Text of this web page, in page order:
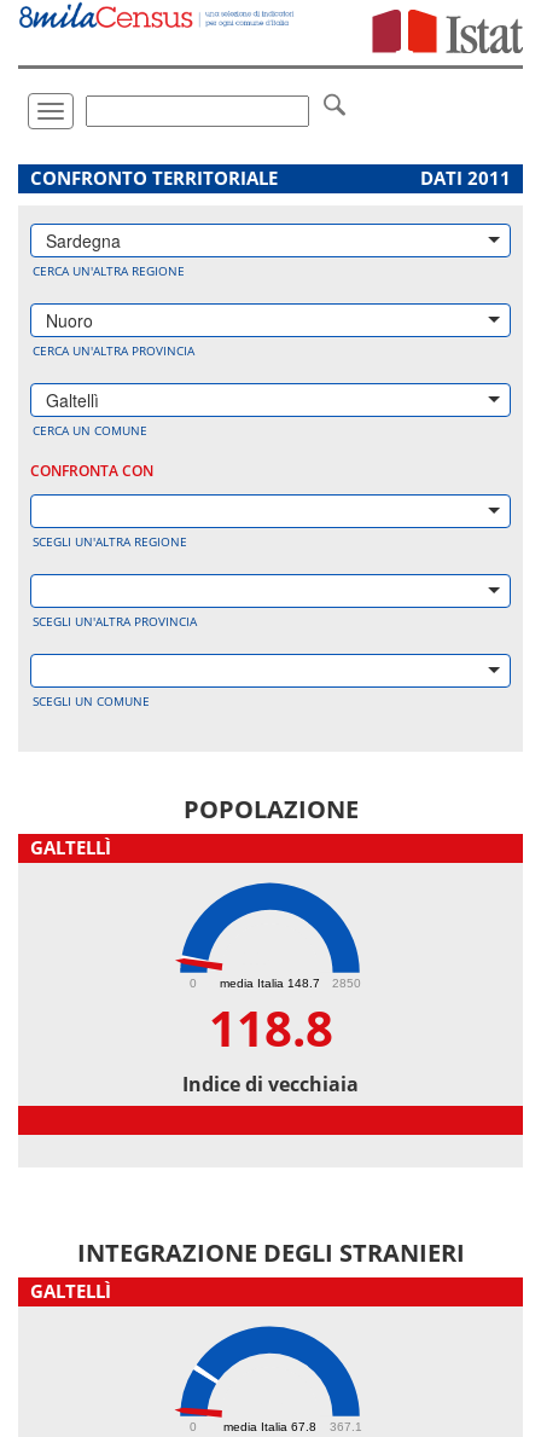
Vai
direttamente
Toggle
navigation
.
CONFRONTO TERRITORIALE DATI 2011
Sardegna
CERCA UN'ALTRA REGIONE
Nuoro
CERCA UN'ALTRA PROVINCIA
Galtellì
CERCA UN COMUNE
CONFRONTA CON
SCEGLI UN'ALTRA REGIONE
SCEGLI UN'ALTRA PROVINCIA
SCEGLI UN COMUNE
POPOLAZIONE
GALTELLÌ
media Italia 148.7
0 2850
118.8
Indice di vecchiaia
INTEGRAZIONE DEGLI STRANIERI
GALTELLÌ
media Italia 67.8
0 367.1